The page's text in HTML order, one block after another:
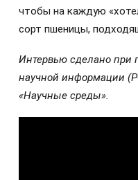
чтобы на каждую
сорт пшеницы,
Интервью сделано при
научной информации
«Научные среды».